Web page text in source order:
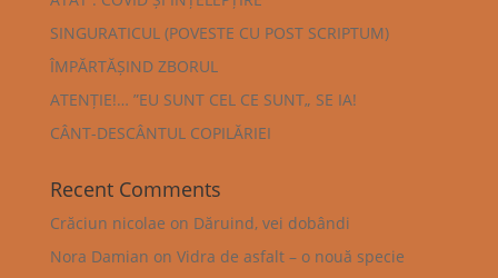
SINGURATICUL (POVESTE CU POST SCRIPTUM)
ÎMPĂRTĂȘIND ZBORUL
ATENȚIE!… ”EU SUNT CEL CE SUNT„ SE IA!
CÂNT-DESCÂNTUL COPILĂRIEI
Recent Comments
Crăciun nicolae on Dăruind, vei dobândi
Nora Damian on Vidra de asfalt – o nouă specie